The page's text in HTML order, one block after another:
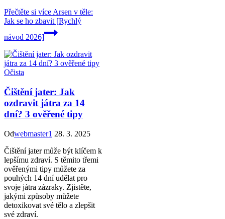
Přečtěte si více Arsen v těle:
Jak se ho zbavit [Rychlý
návod 2026]
Očista
Čištění jater: Jak
ozdravit játra za 14
dní? 3 ověřené tipy
Odwebmaster1 28. 3. 2025
Čištění jater může být klíčem k
lepšímu zdraví. S těmito třemi
ověřenými tipy můžete za
pouhých 14 dní udělat pro
svoje játra zázraky. Zjistěte,
jakými způsoby můžete
detoxikovat své tělo a zlepšit
své zdraví.